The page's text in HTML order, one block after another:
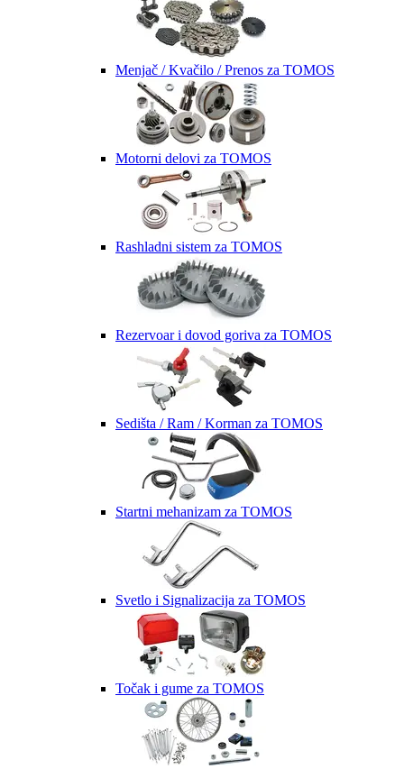
Menjač / Kvačilo / Prenos za TOMOS
Motorni delovi za TOMOS
Rashladni sistem za TOMOS
Rezervoar i dovod goriva za TOMOS
Sedišta / Ram / Korman za TOMOS
Startni mehanizam za TOMOS
Svetlo i Signalizacija za TOMOS
Točak i gume za TOMOS